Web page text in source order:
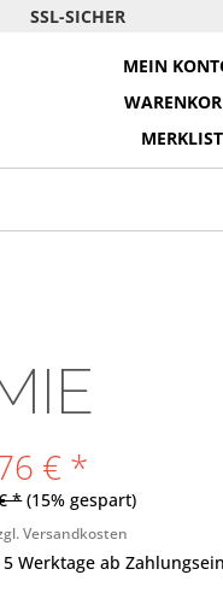
SSL-SICHER
MEIN
€ *
* (15% gespart)
Versandkosten
Werktage ab